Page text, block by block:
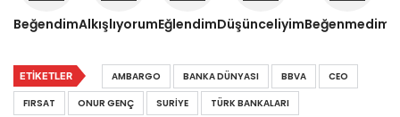
BeğendimAlkışlıyorumEğlendimDüşünceliyimBeğenmedim
ETIKETLER AMBARGO BANKA DÜNYASI BBVA
CEO
FIRSAT
ONUR GENÇ SURIYE TÜRK BANKALARI